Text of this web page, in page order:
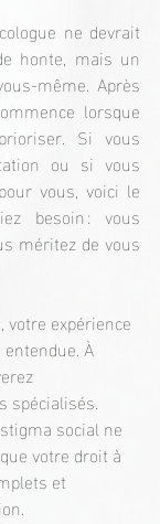
ne devrait
honte, mais un
même. Après
lorsque
Si vous
ou si vous
vous, voici le
besoin : vous
méritez de vous
expérience
À
spécialisés.
social ne
votre droit à
et